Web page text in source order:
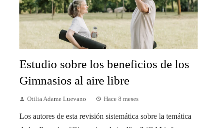
Estudio sobre los beneficios de los
Gimnasios al aire libre
Otilia Adame Luevano Hace 8 meses
Los autores de esta revisión sistemática sobre la temática